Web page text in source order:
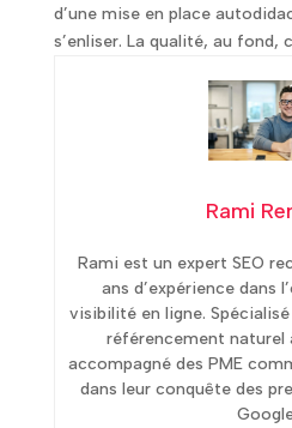
d’une mise en place
s’enliser. La qualité, au fond,
Rami
Rami est un expert SEO
ans d’expérience dans
visibilité en ligne.
référencement
accompagné des PME
dans leur conquête des